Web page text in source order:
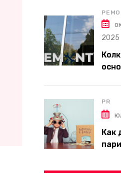
за
2025
за
PR
Как